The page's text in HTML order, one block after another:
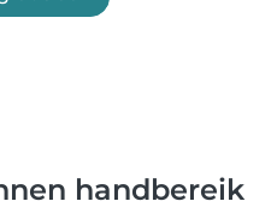
handbereik